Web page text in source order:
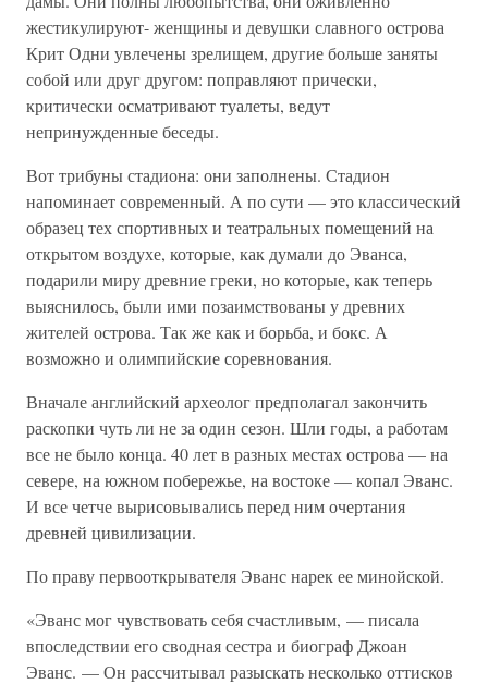
жестикулируют- женщины и девушки славного острова
Крит Одни увлечены зрелищем, другие больше заняты
собой или друг другом: поправляют прически,
критически осматривают туалеты, ведут
непринужденные беседы.
Вот трибуны стадиона: они заполнены. Стадион
напоминает современный. А по сути — это классический
образец тех спортивных и театральных помещений на
открытом воздухе, которые, как думали до Эванса,
подарили миру древние греки, но которые, как теперь
выяснилось, были ими позаимствованы у древних
жителей острова. Так же как и борьба, и бокс. А
возможно и олимпийские соревнования.
Вначале английский археолог предполагал закончить
раскопки чуть ли не за один сезон. Шли годы, а работам
все не было конца. 40 лет в разных местах острова — на
севере, на южном побережье, на востоке — копал Эванс.
И все четче вырисовывались перед ним очертания
древней цивилизации.
По праву первооткрывателя Эванс нарек ее минойской.
«Эванс мог чувствовать себя счастливым, — писала
впоследствии его сводная сестра и биограф Джоан
Эванс. — Он рассчитывал разыскать несколько оттисков